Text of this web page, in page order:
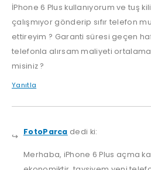
İPhone 6 Plus kullanıyorum ve tuş
çalışmıyor gönderip sıfır telefon
ettireyim ? Garanti süresi geçen
telefonla alırsam maliyeti
misiniz ?
Yanıtla
FotoParca dedi ki:
Merhaba, iPhone 6 Plus açma